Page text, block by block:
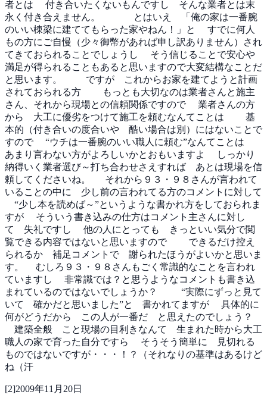
者とは
付き合いたくないもんですし そんな業者とは末
永く付き合えません。
とはいえ 「俺の家は一番腕
のいい棟梁に建ててもらった家やねん！」と
すでに何人
もの方にご自慢（少々御幣があれば申し訳ありません）され
てきておられることでしょうし
そう信じることで安心や
満足が得られることもあると思いますので大変結構なことだ
と思います。
ですが これからお家を建てようと計画
されておられる方
もっとも大切なのは業者さんと施主
さん、それから現場との信頼関係ですので
業者さんの方
から 大工に優劣をつけて施工を頼むなんてことは
基
本的（付き合いの度合いや 酷い場合は別）にはないことで
すので
“ウチは一番腕のいい職人に頼む”なんてことは
あまり言わない方がよろしいかとおもいますよ
しっかり
納得いく業者選び～打ち合わせさえすれば あとは現場を信
頼してくださいね。
それから９３・９８さんが言われて
いることの中に 少し前の言われてる方のコメントに対して
“少し本を読めば～”というような書かれ方をしておられま
すが
そういう書き込みの仕方はコメント主さんに対し
て 失礼ですし
他の人にとっても きっといい気分で閲
覧できる内容ではないと思いますので
できるだけ控え
られるか 補足コメントで 謝られたほうがよいかと思いま
す。
むしろ９３・９８さんもごく常識的なことを言われ
ていますし
非常識では？と思うようなコメントも書き込
まれているのではないでしょうか？
“実際にずっと見て
いて 確かだと思いました”と 書かれてますが
具体的に
何がどうだから この人が一番だ と思えたのでしょう？
建築全般 こと現場の目利きなんて 生まれた時から大工
職人の家で育った自分ですら
そうそう簡単に 見切れる
ものではないですが・・・！？（それなりの基準はあるけど
ね（汗
[2]2009年11月20日